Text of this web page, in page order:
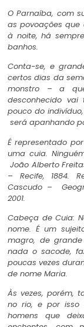
O Parnaíba, com
as povoações
à noite, há
banhos.
Conta-se, e
certos dias da
monstro – a
desconhecido vai
pouco do
será apanhando
É representado
uma cuia.
João Alberto
– Recife, 1884.
Cascudo –
2001.
Cabeça de Cuia:
nome. É um
magro, de
nada o sacode,
poucas vezes
de nome Maria.
Às vezes, porém,
no rio, e por isso
homens que